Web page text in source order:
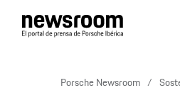
Porsche Newsroom